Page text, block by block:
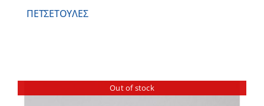
ΠΕΤΣΕΤΟΥΛΕΣ
Out of stock